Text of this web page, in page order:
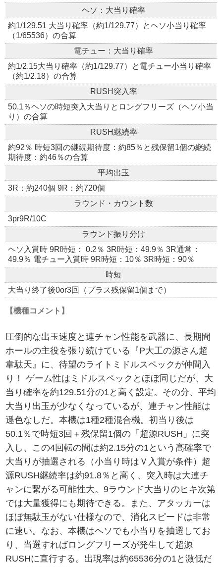
ヘソ：大当り確率
約1/129.51 大当り確率（約1/129.77）とヘソ小当り確率
（1/65536）の合算
電チュー：大当り確率
約1/2.15大当り確率（約1/129.77）と電チュー小当り確率
（約1/2.18）の合算
RUSH突入率
50.1％ヘソの時短突入大当りとロングフリーズ（ヘソ小当
り）の合算
RUSH継続率
約92％ 時短3回の継続期待度：約85％と残保留1個の継続
期待度：約46％の合算
平均出玉
3R：約240個 9R：約720個
ラウンド・カウント数
3pr9R/10C
ラウンド振り分け
ヘソ入賞時 9R時短： 0.2％ 3R時短：49.9％ 3R通常：
49.9％ 電チュー入賞時 9R時短：10％ 3R時短：90％
時短
大当り終了後0or3回（プラス残保留1個まで）
【機種コメント】
圧倒的な出玉速度と連チャン性能を武器に、長期間
ホールの主役を張り続けている『P大工の源さん超
韋駄天』に、待望のライトミドルスペックが仲間入
り！ ゲーム性はミドルスペックとほぼ同じだが、大
当り確率を約129.51分の1と高く設定。その分、平均
大当り出玉が少なくなっているが、連チャン性能は
遜色なしだ。本機は1種2種混合機。初当り後は
50.1％で時短3回＋残保留1個の「超源RUSH」に突
入し、この4回転の間は約2.15分の1という高確率で
大当りが抽選される（小当り時はＶ入賞が条件）超
源RUSH継続率は約91.8％と高く、突入時は大連チ
ャンに繋がる可能性大。9ラウンド大当りのヒキ次第
では大量獲得にも期待できる。また、アタッカーは
ほぼ無駄玉がない仕様なので、消化スピードは非常
に速い。なお、本機はヘソでも小当りを抽選してお
り、当選すればロングフリーズが発生して超源
RUSHに直行する。出現率は約65536分の1と激低だ